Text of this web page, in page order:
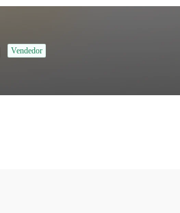
Vendedor